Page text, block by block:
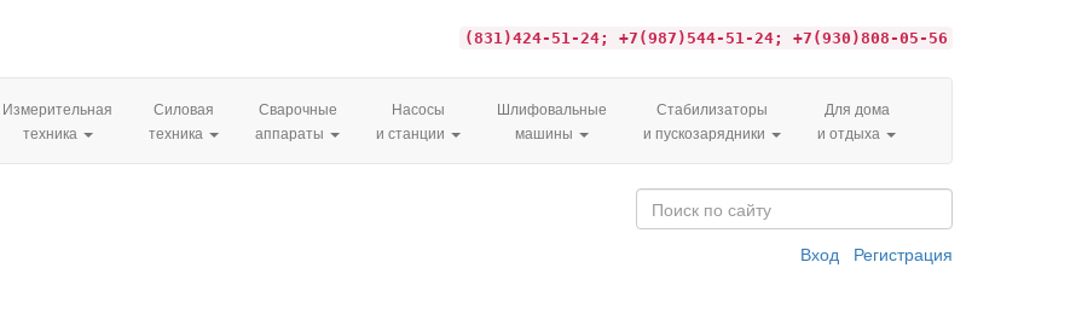
(831)424-51-24; +7(987)544-51-24; +7(930)808-05-56
Измерительная
техника
Силовая
техника
Сварочные
аппараты
Насосы
и станции
Шлифовальные
машины
Стабилизаторы
и пускозарядники
Для дома
и отдыха
Вход Регистрация